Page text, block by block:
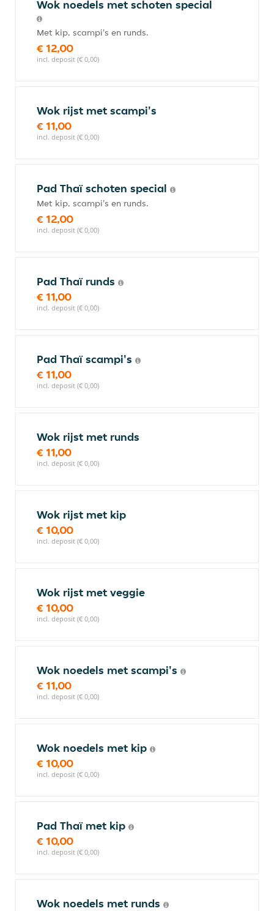
Wok noedels met schoten special
Met kip, scampi's en runds.
€ 12,00
incl. deposit (€ 0,00)
Wok rijst met scampi's
€ 11,00
incl. deposit (€ 0,00)
Pad Thaï schoten special
Met kip, scampi's en runds.
€ 12,00
incl. deposit (€ 0,00)
Pad Thaï runds
€ 11,00
incl. deposit (€ 0,00)
Pad Thaï scampi's
€ 11,00
incl. deposit (€ 0,00)
Wok rijst met runds
€ 11,00
incl. deposit (€ 0,00)
Wok rijst met kip
€ 10,00
incl. deposit (€ 0,00)
Wok rijst met veggie
€ 10,00
incl. deposit (€ 0,00)
Wok noedels met scampi's
€ 11,00
incl. deposit (€ 0,00)
Wok noedels met kip
€ 10,00
incl. deposit (€ 0,00)
Pad Thaï met kip
€ 10,00
incl. deposit (€ 0,00)
Wok noedels met runds